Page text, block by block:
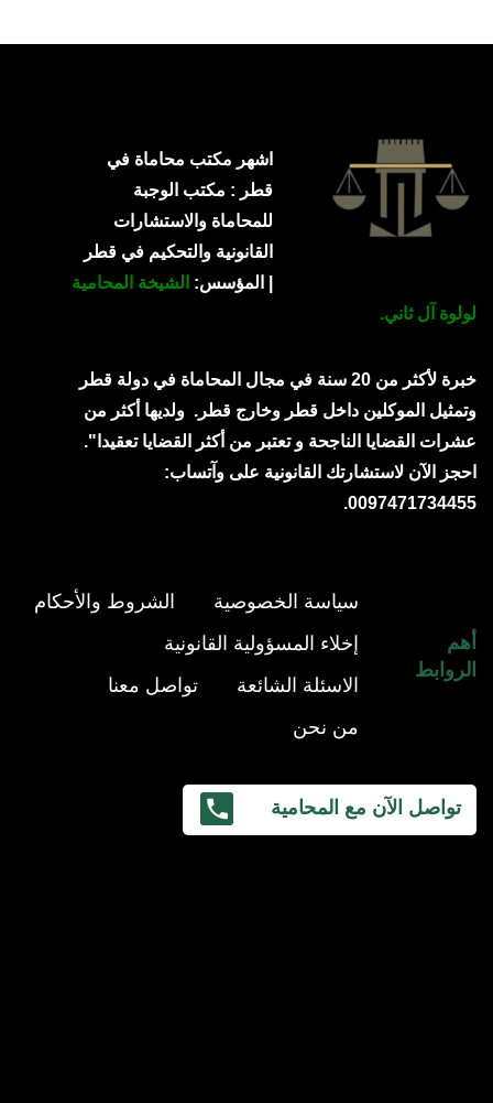
اشهر مكتب محاماة في
قطر : مكتب الوجبة
للمحاماة والاستشارات
القانونية والتحكيم في قطر
| المؤسس: الشيخة المحامية
لولوة آل ثاني.
خبرة لأكثر من 20 سنة في مجال المحاماة في دولة قطر
وتمثيل الموكلين داخل قطر وخارج قطر. ولديها أكثر من
عشرات القضايا الناجحة و تعتبر من أكثر القضايا تعقيدا".
احجز الآن لاستشارتك القانونية على وآتساب:
0097471734455.
أهم
الروابط
سياسة الخصوصية
الشروط والأحكام
إخلاء المسؤولية القانونية
الاسئلة الشائعة
تواصل معنا
من نحن
تواصل الآن مع المحامية